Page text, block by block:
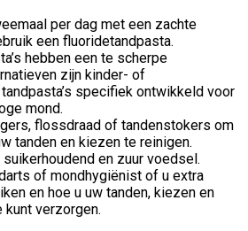
per dag met een zachte
een fluoridetandpasta.
hebben een te scherpe
zijn kinder- of
specifiek ontwikkeld voor
mond.
flossdraad of tandenstokers om
tanden en kiezen te reinigen.
en zuur voedsel.
of mondhygiënist of u extra
en hoe u uw tanden, kiezen en
verzorgen.